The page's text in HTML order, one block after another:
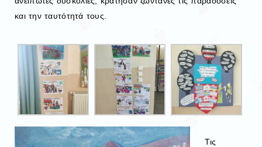
και την ταυτότητά τους.
Τις